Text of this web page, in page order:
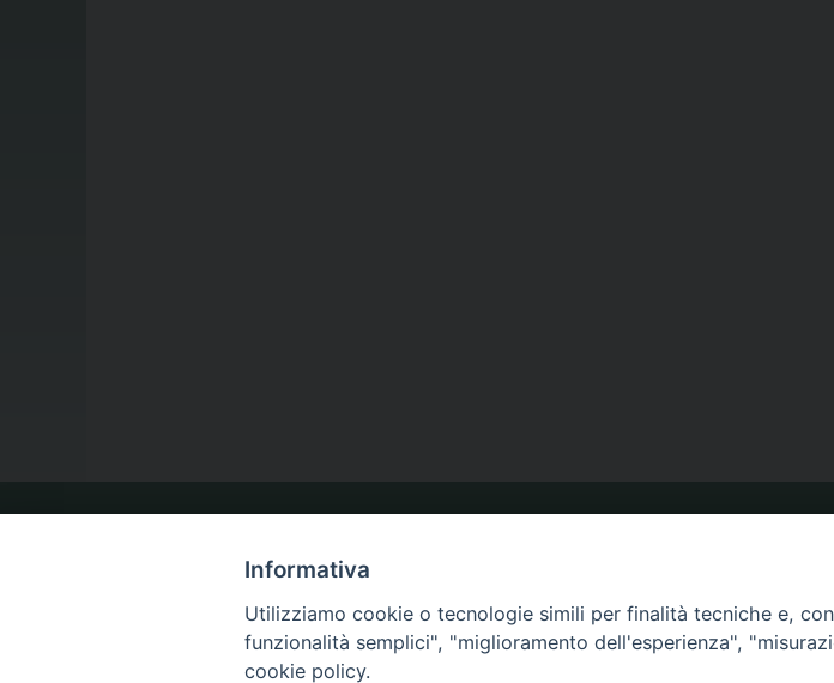
LA NOSTRA DIOCESI
IL VESCOVO
CALENDARIO
Informativa
Utilizziamo cookie o tecnologie simili per finalità tecniche e,
funzionalità semplici", "miglioramento dell'esperienza",
cookie policy.